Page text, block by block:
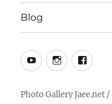
Blog
YouTubeInstagram